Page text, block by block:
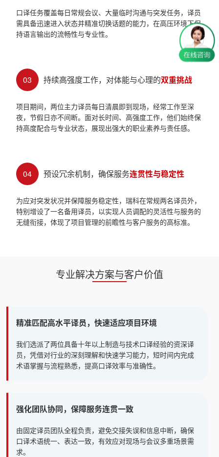
口译任务覆盖每日常规会议、大量临时沟通与突发任务，译员
需具备迅速进入状态并精准切换话题的能力，在高压环境下保
持语言输出的流畅性与专业性。
03 持续高强度工作，对体能与心理的双重挑战
项目期间，两位主力译员每日清晨即到现场，经常工作至深
夜，节假日亦不间断。面对长时间、高强度工作，他们始终保
持高度配合与专业状态，展现出强大的职业素养与责任感。
04 预设冗余机制，确保服务连贯性与稳定性
为应对突发状况并保障服务稳定性，瑞科在常规两名译员外，
特别增设了一名备用译员，以实现人员调配的灵活性与服务的
无缝衔接，体现了项目管理的前瞻性与客户服务的高标准。
专业解决方案与客户价值
精准匹配高水平译员，快速适应项目环境
我们选派了两位具备十年以上制造与技术口译经验的资深译
员，凭借对行业的深刻理解和快速学习能力，短时间内完成
术语掌握与流程熟悉，提高口译效率与准确性。
强化团队协同，保障服务连贯一致
由固定译员团队全程负责，避免交接失误和信息中断，确保
口译术语统一、表达一致，有效应对现场与会议多重场景需
求。